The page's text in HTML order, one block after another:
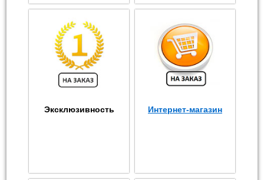
Эксклюзивность Интернет-магазин